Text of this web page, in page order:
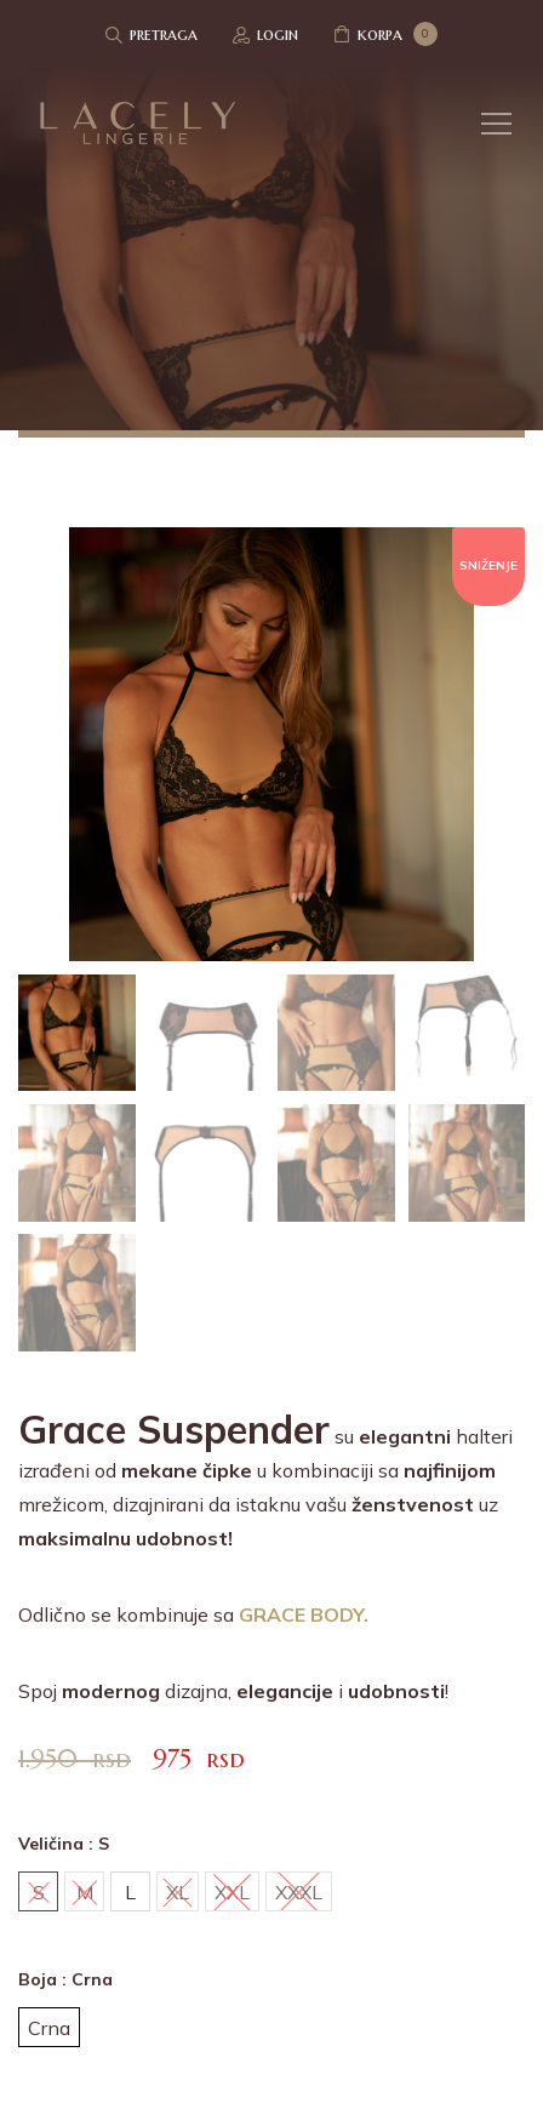
pretraga login 0
korpa
SNIŽENJE
Grace Suspender su elegantni halteri
izrađeni od mekane čipke u kombinaciji sa najfinijom
mrežicom, dizajnirani da istaknu vašu ženstvenost uz
maksimalnu udobnost!
Odlično se kombinuje sa GRACE BODY.
Spoj modernog dizajna, elegancije i udobnosti!
1.950rsd 975 rsd
Veličina : S
S M L XL XXL XXXL
Boja : Crna
Crna